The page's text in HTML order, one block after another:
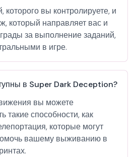
которого вы контролируете, и
который направляет вас и
за выполнение заданий,
в игре.
в Super Dark Deception?
вы можете
такие способности, как
которые могут
вашему выживанию в